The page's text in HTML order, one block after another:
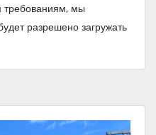
требованиям, мы
разрешено загружать